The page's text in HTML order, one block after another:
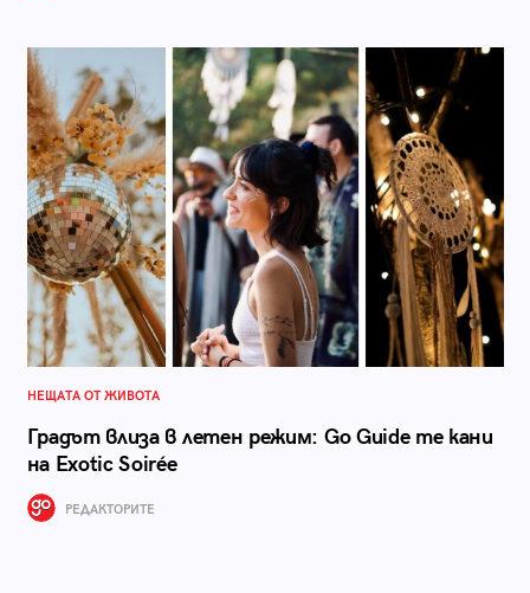
НЕЩАТА ОТ ЖИВОТА
Градът влиза в летен режим: Go Guide те кани
на Exotic Soirée
РЕДАКТОРИТЕ